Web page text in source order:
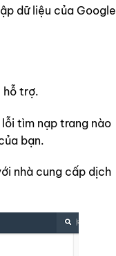
dữ liệu của Google
hỗ trợ.
tìm nạp trang nào
bạn.
nhà cung cấp dịch